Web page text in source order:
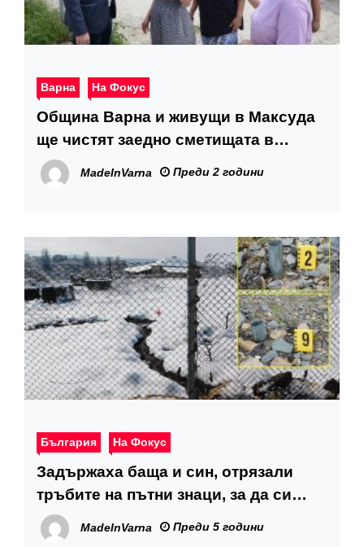
Варна На Фокус
Община Варна и живущи в Максуда
ще чистят заедно сметищата в
района
MadeInVarna Преди 2 години
България На Фокус
Задържаха баща и син, отрязали
тръбите на пътни знаци, за да си
направят с тях ограда
MadeInVarna Преди 5 години